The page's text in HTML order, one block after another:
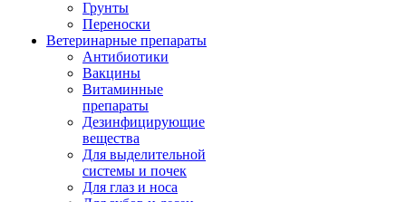
Грунты
Переноски
Ветеринарные препараты
Антибиотики
Вакцины
Витаминные
препараты
Дезинфицирующие
вещества
Для выделительной
системы и почек
Для глаз и носа